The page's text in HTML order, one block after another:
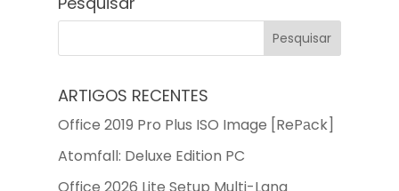
ARTIGOS RECENTES
Office 2019 Pro Plus ISO Image [RePаck]
Atomfall: Deluxe Edition PC